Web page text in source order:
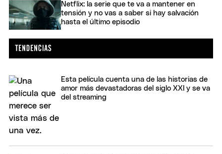
Netflix: la serie que te va a mantener en
tensión y no vas a saber si hay salvación
hasta el último episodio
Esta película cuenta una de las historias de
amor más devastadoras del siglo XXI y se va
del streaming